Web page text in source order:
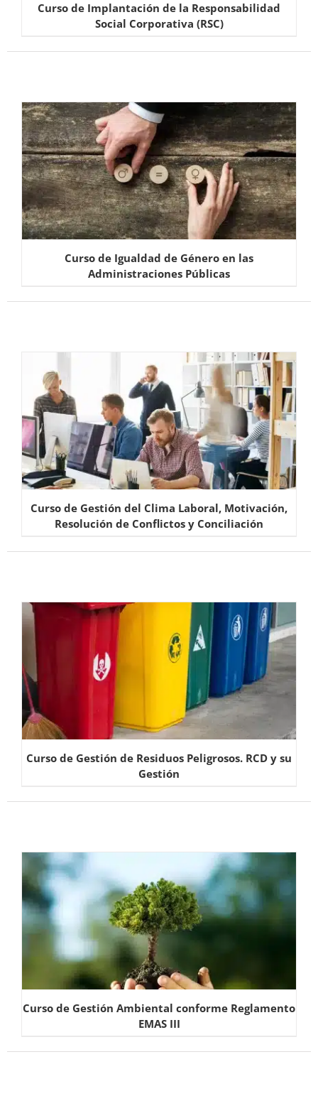
Curso de Implantación de la Responsabilidad
Social Corporativa (RSC)
Curso de Igualdad de Género en las
Administraciones Públicas
Curso de Gestión del Clima Laboral, Motivación,
Resolución de Conflictos y Conciliación
Curso de Gestión de Residuos Peligrosos. RCD y su
Gestión
Curso de Gestión Ambiental conforme Reglamento
EMAS III